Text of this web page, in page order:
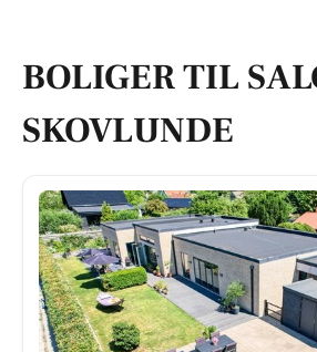
BOLIGER TIL
SKOVLUNDE